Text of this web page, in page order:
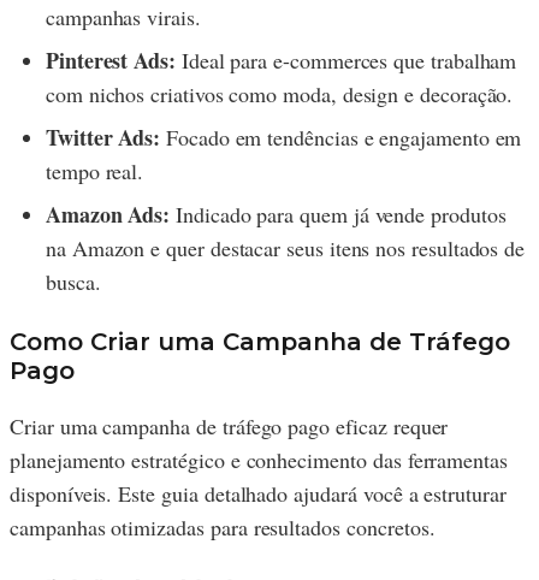
campanhas virais.
Pinterest Ads: Ideal para e-commerces que trabalham
com nichos criativos como moda, design e decoração.
Twitter Ads: Focado em tendências e engajamento em
tempo real.
Amazon Ads: Indicado para quem já vende produtos
na Amazon e quer destacar seus itens nos resultados de
busca.
Como Criar uma Campanha de Tráfego
Pago
Criar uma campanha de tráfego pago eficaz requer
planejamento estratégico e conhecimento das ferramentas
disponíveis. Este guia detalhado ajudará você a estruturar
campanhas otimizadas para resultados concretos.